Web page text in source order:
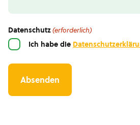
Datenschutz(erforderlich)
Ich habe die